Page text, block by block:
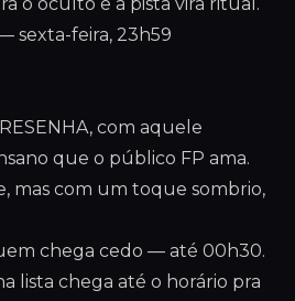
sexta-feira, 23h59
com aquele
que o público FP ama.
mas com um toque sombrio,
chega cedo — até 00h30.
lista chega até o horário pra